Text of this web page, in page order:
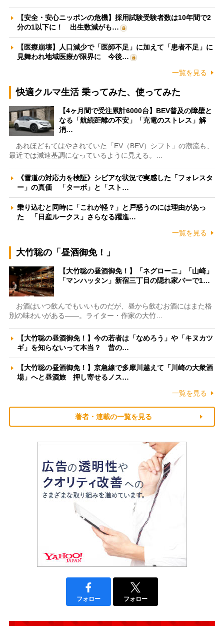
【安全・安心ニッポンの危機】採用試験受験者数は10年間で2
分の1以下に！ 出生数減がも…
【医療崩壊】人口減少で「医師不足」に加えて「患者不足」に
見舞われ地域医療が限界に 今後…
一覧を見る
快適クルマ生活 乗ってみた、使ってみた
【4ヶ月間で受注累計6000台】BEV普及の障壁と
なる「航続距離の不安」「充電のストレス」解
消…
あれほどもてはやされていた「EV（BEV）シフト」の潮流も、
最近では減速基調になっているように見える。…
《雪道の対応力を検証》シビアな状況で実感した「フォレスタ
ー」の真価 「ターボ」と「スト…
乗り込むと同時に「これが軽？」と戸惑うのには理由があっ
た 「日産ルークス」さらなる躍進…
一覧を見る
大竹聡の「昼酒御免！」
【大竹聡の昼酒御免！】「ネグローニ」「山崎」
「マンハッタン」新宿三丁目の隠れ家バーで1…
お酒はいつ飲んでもいいものだが、昼から飲むお酒にはまた格
別の味わいがある――。ライター・作家の大竹…
【大竹聡の昼酒御免！】今の若者は「なめろう」や「キヌカツ
ギ」を知らないって本当？ 昔の…
【大竹聡の昼酒御免！】京急線で多摩川越えて「川崎の大衆酒
場」へと昼酒旅 押し寄せるノス…
一覧を見る
著者・連載の一覧を見る
フォロー フォロー